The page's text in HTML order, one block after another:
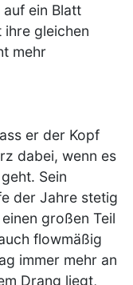
ein Blatt
gleichen
mehr
er der Kopf
dabei, wenn es
Sein
der Jahre stetig
großen Teil
flowmäßig
immer mehr an
Drang liegt,